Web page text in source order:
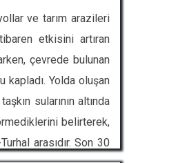
ve tarım arazileri
etkisini artıran
çevrede bulunan
kapladı. Yolda oluşan
sularının altında
belirterek,
arasıdır. Son 30